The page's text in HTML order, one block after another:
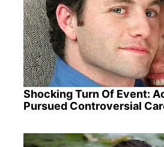
Shocking Turn Of Event:
Pursued Controversial